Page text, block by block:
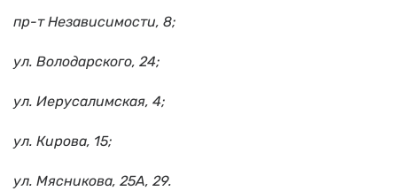
пр-т Независимости, 8;
ул. Володарского, 24;
ул. Иерусалимская, 4;
ул. Кирова, 15;
ул. Мясникова, 25А, 29.